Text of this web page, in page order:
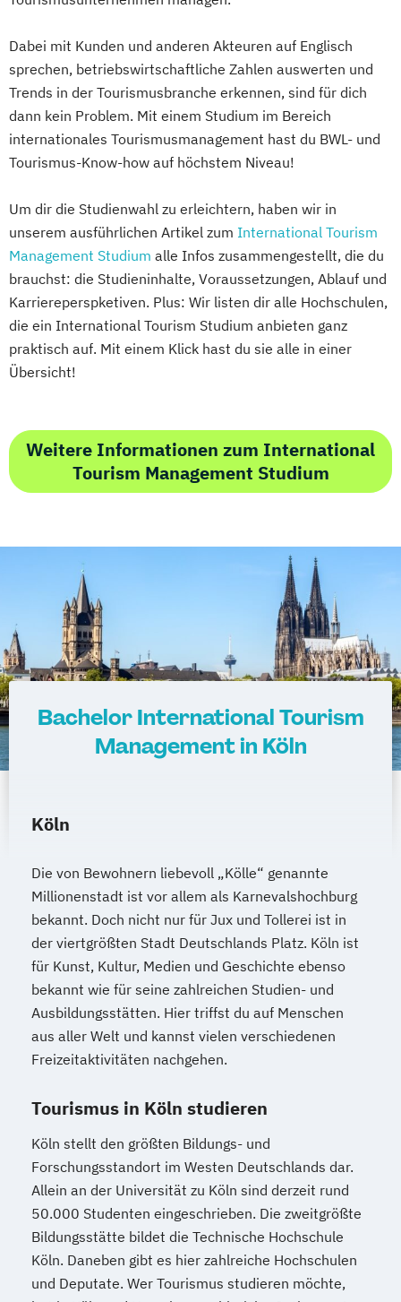
Dabei mit Kunden und anderen Akteuren auf Englisch
sprechen, betriebswirtschaftliche Zahlen auswerten und
Trends in der Tourismusbranche erkennen, sind für dich
dann kein Problem. Mit einem Studium im Bereich
internationales Tourismusmanagement hast du BWL- und
Tourismus-Know-how auf höchstem Niveau!
Um dir die Studienwahl zu erleichtern, haben wir in
unserem ausführlichen Artikel zum International Tourism
Management Studium alle Infos zusammengestellt, die du
brauchst: die Studieninhalte, Voraussetzungen, Ablauf und
Karriereperspketiven. Plus: Wir listen dir alle Hochschulen,
die ein International Tourism Studium anbieten ganz
praktisch auf. Mit einem Klick hast du sie alle in einer
Übersicht!
Weitere Informationen zum International
Tourism Management Studium
Bachelor International Tourism
Management in Köln
Köln
Die von Bewohnern liebevoll „Kölle“ genannte
Millionenstadt ist vor allem als Karnevalshochburg
bekannt. Doch nicht nur für Jux und Tollerei ist in
der viertgrößten Stadt Deutschlands Platz. Köln ist
für Kunst, Kultur, Medien und Geschichte ebenso
bekannt wie für seine zahlreichen Studien- und
Ausbildungsstätten. Hier triffst du auf Menschen
aus aller Welt und kannst vielen verschiedenen
Freizeitaktivitäten nachgehen.
Tourismus in Köln studieren
Köln stellt den größten Bildungs- und
Forschungsstandort im Westen Deutschlands dar.
Allein an der Universität zu Köln sind derzeit rund
50.000 Studenten eingeschrieben. Die zweitgrößte
Bildungsstätte bildet die Technische Hochschule
Köln. Daneben gibt es hier zahlreiche Hochschulen
und Deputate. Wer Tourismus studieren möchte,